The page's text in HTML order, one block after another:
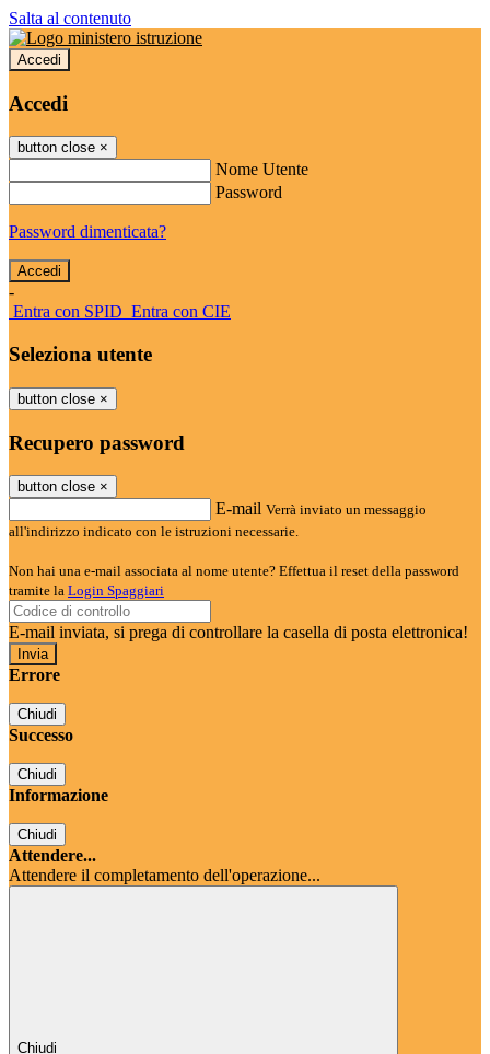
Salta al contenuto
Accedi
Accedi
button close ×
Nome Utente
Password
Password dimenticata?
-
Entra con SPID Entra con CIE
Seleziona utente
button close ×
Recupero password
button close ×
E-mail Verrà inviato un messaggio
all'indirizzo indicato con le istruzioni necessarie.
Non hai una e-mail associata al nome utente? Effettua il reset della password
tramite la Login Spaggiari
E-mail inviata, si prega di controllare la casella di posta elettronica!
Errore
Chiudi
Successo
Chiudi
Informazione
Chiudi
Attendere...
Attendere il completamento dell'operazione...
Chiudi